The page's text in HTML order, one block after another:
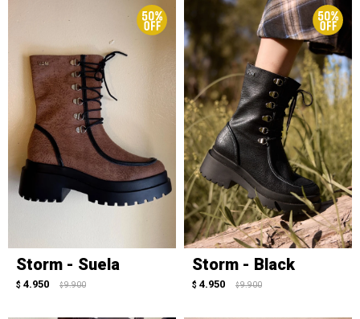
Storm - Suela
$ 4.950 $ 9.900
Storm - Black
$ 4.950 $ 9.900